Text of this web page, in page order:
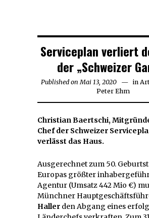
Serviceplan verliert
der „Schweizer
Published on Mai 13, 2020 Mai
13,
in
Peter Ehm
Christian Baertschi,
Chef der Schweizer
verlässt das Haus.
Ausgerechnet zum 50.
Europas größter
Agentur (Umsatz 442 Mio €)
Münchner
Haller den Abgang eines